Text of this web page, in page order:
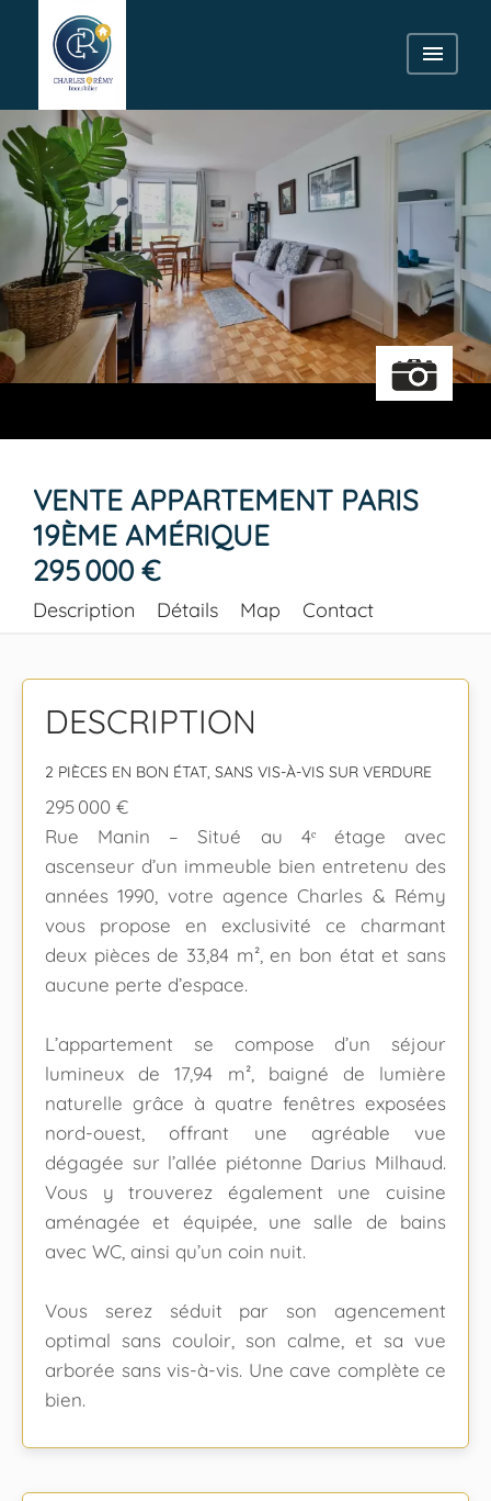
VENTE APPARTEMENT PARIS
19ÈME AMÉRIQUE
295 000 €
Description Détails Map Contact
DESCRIPTION
2 PIÈCES EN BON ÉTAT, SANS VIS-À-VIS SUR VERDURE
295 000 €
Rue Manin – Situé au 4ᵉ étage avec
ascenseur d’un immeuble bien entretenu des
années 1990, votre agence Charles & Rémy
vous propose en exclusivité ce charmant
deux pièces de 33,84 m², en bon état et sans
aucune perte d’espace.
L’appartement se compose d’un séjour
lumineux de 17,94 m², baigné de lumière
naturelle grâce à quatre fenêtres exposées
nord-ouest, offrant une agréable vue
dégagée sur l’allée piétonne Darius Milhaud.
Vous y trouverez également une cuisine
aménagée et équipée, une salle de bains
avec WC, ainsi qu’un coin nuit.
Vous serez séduit par son agencement
optimal sans couloir, son calme, et sa vue
arborée sans vis-à-vis. Une cave complète ce
bien.